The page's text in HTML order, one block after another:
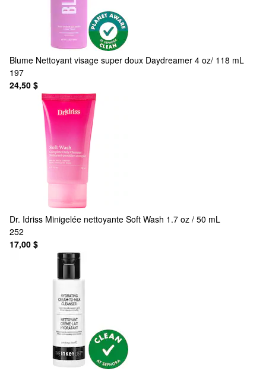
Blume Nettoyant visage super doux Daydreamer 4 oz/ 118 mL
197
24,50 $
Dr. Idriss Minigelée nettoyante Soft Wash 1.7 oz / 50 mL
252
17,00 $